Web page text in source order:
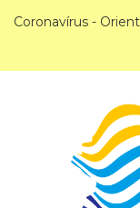
Coronavírus -